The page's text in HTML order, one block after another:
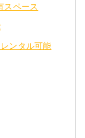
スペース
ンタル可能